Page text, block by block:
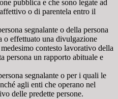
pubblica e che sono legate ad
o di parentela entro il
segnalante o della persona
o effettuato una divulgazione
contesto lavorativo della
persona un rapporto abituale e
segnalante o per i quali le
agli enti che operano nel
delle predette persone.